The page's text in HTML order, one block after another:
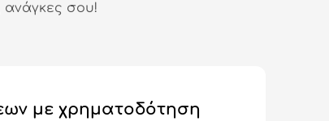
ανάγκες σου!
με χρηματοδότηση